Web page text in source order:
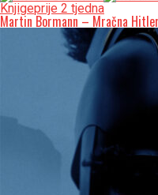
Knjigeprije 2 tjedna
Martin Bormann – Mračna